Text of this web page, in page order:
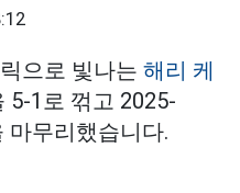
으로 빛나는 해리 케
5-1로 꺾고 2025-
마무리했습니다.